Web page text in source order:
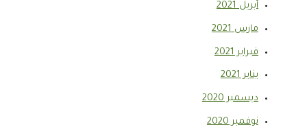
أبريل 2021
مارس 2021
فبراير 2021
يناير 2021
ديسمبر 2020
نوفمبر 2020